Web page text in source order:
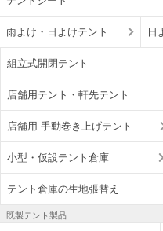
雨よけ・日よけテント 日
組立式開閉テント
店舗用テント・軒先テント
店舗用 手動巻き上げテント
小型・仮設テント倉庫
テント倉庫の生地張替え
既製テント製品